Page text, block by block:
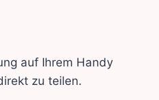
auf Ihrem Handy
zu teilen.